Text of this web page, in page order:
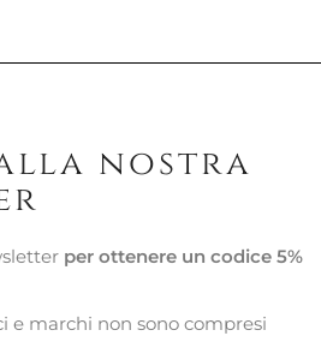
nostra
per ottenere un codice 5%
e marchi non sono compresi